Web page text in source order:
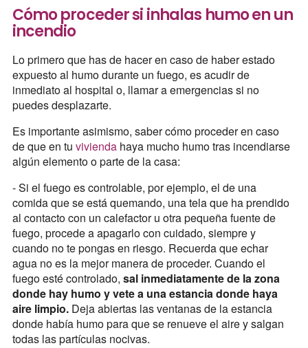
Cómo proceder si inhalas humo en un
incendio
Lo primero que has de hacer en caso de haber estado
expuesto al humo durante un fuego, es acudir de
inmediato al hospital o, llamar a emergencias si no
puedes desplazarte.
Es importante asimismo, saber cómo proceder en caso
de que en tu viviendahaya mucho humo tras incendiarse
algún elemento o parte de la casa:
- Si el fuego es controlable, por ejemplo, el de una
comida que se está quemando, una tela que ha prendido
al contacto con un calefactor u otra pequeña fuente de
fuego, procede a apagarlo con cuidado, siempre y
cuando no te pongas en riesgo. Recuerda que echar
agua no es la mejor manera de proceder. Cuando el
fuego esté controlado, sal inmediatamente de la zona
donde hay humo y vete a una estancia donde haya
aire limpio.Deja abiertas las ventanas de la estancia
donde había humo para que se renueve el aire y salgan
todas las partículas nocivas.